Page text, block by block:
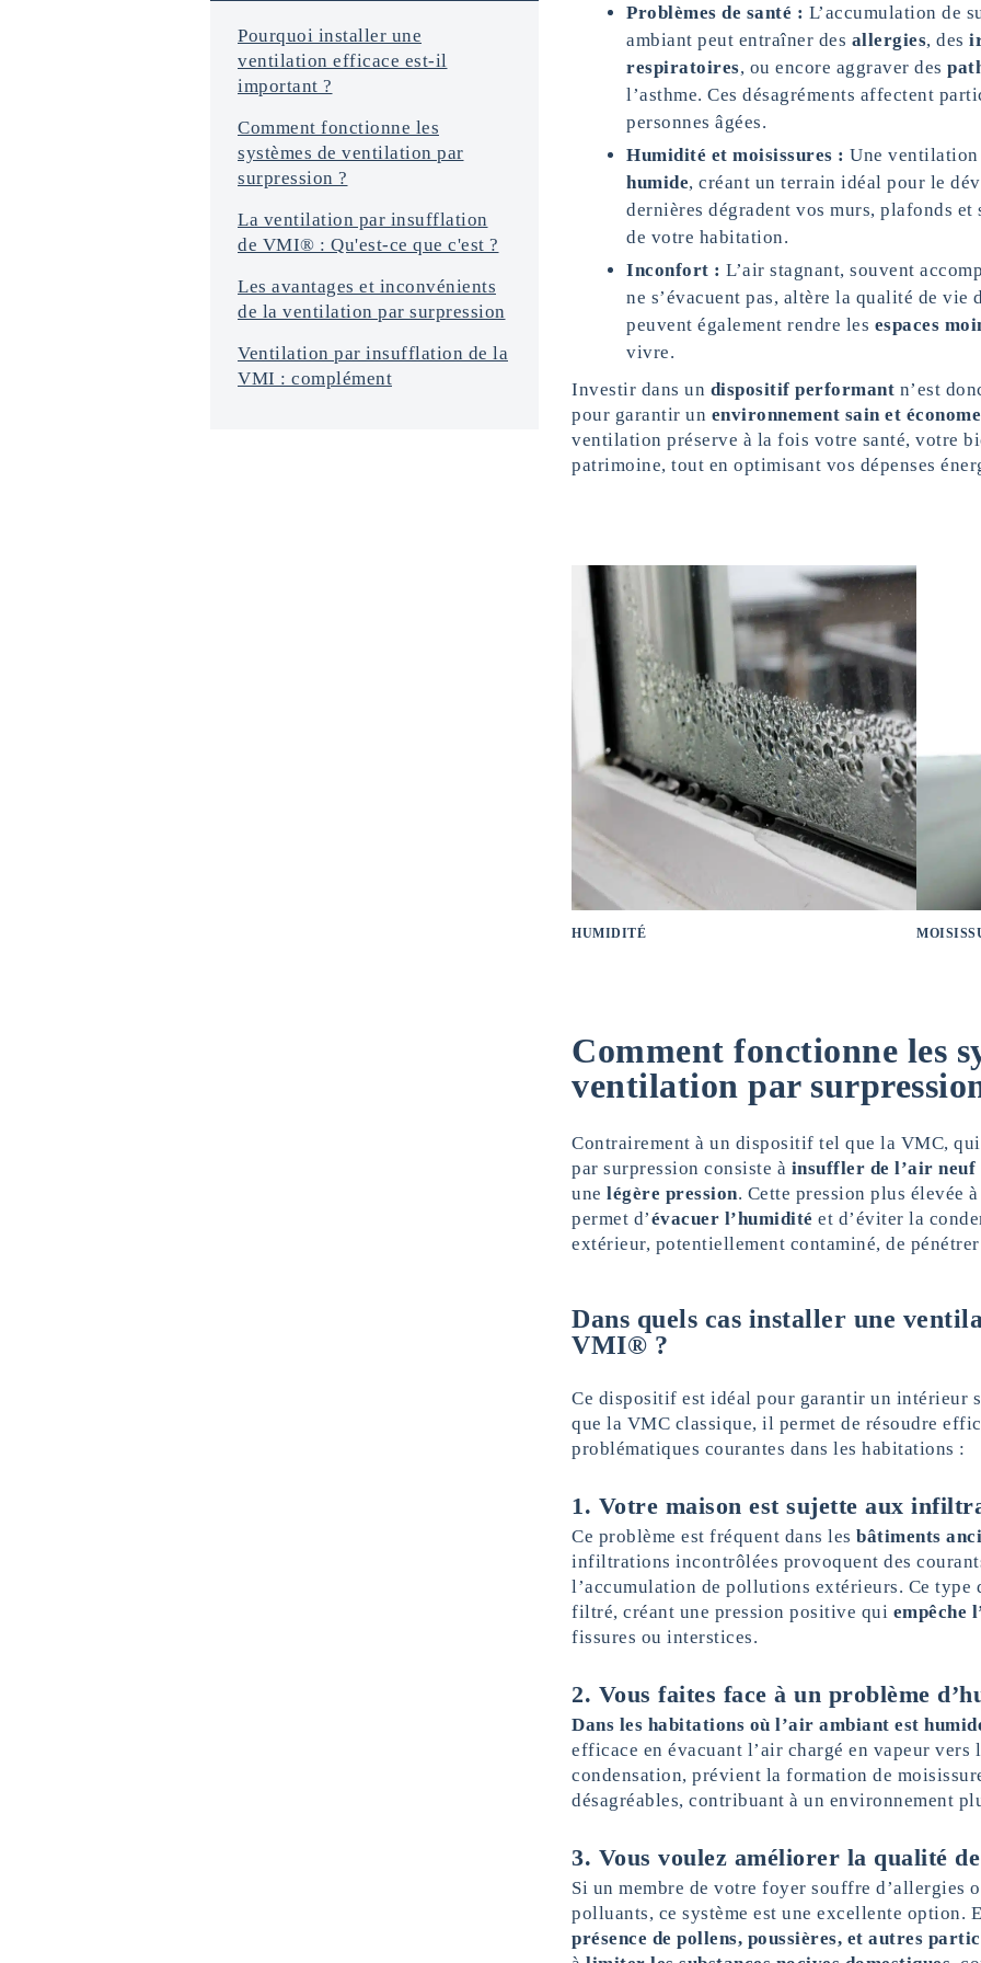
o
n
s
*
Pourquoi installer une
ventilation efficace est-il
important ?
Comment fonctionne les
systèmes de ventilation par
surpression ?
La ventilation par insufflation
de VMI® : Qu'est-ce que c'est ?
Les avantages et inconvénients
de la ventilation par surpression
Ventilation par insufflation de la
VMI : complément
Problèmes de santé : L’accumulation de
ambiant peut entraîner des allergies, des
respiratoires, ou encore aggraver des
l’asthme. Ces désagréments affectent
personnes âgées.
Humidité et moisissures : Une
humide, créant un terrain idéal pour le
dernières dégradent vos murs, plafonds
de votre habitation.
Inconfort : L’air stagnant, souvent
ne s’évacuent pas, altère la qualité de vie
peuvent également rendre les espaces
vivre.
Investir dans un dispositif performant n’est
pour garantir un environnement sain et
ventilation préserve à la fois votre santé, votre
patrimoine, tout en optimisant vos dépenses
HUMIDITÉ
Comment fonctionne les
ventilation par
Contrairement à un dispositif tel que la VMC,
par surpression consiste à insuffler de l’air neuf
une légère pression. Cette pression plus élevée
permet d’évacuer l’humidité et d’éviter la
extérieur, potentiellement contaminé, de
Dans quels cas installer une
VMI® ?
Ce dispositif est idéal pour garantir un intérieur
que la VMC classique, il permet de résoudre
problématiques courantes dans les habitations :
1. Votre maison est sujette aux
Ce problème est fréquent dans les bâtiments
infiltrations incontrôlées provoquent des
l’accumulation de pollutions extérieurs. Ce
filtré, créant une pression positive qui empêche
fissures ou interstices.
2. Vous faites face à un problème
Dans les habitations où l’air ambiant est
efficace en évacuant l’air chargé en vapeur vers
condensation, prévient la formation de
désagréables, contribuant à un environnement
3. Vous voulez améliorer la qualité
Si un membre de votre foyer souffre d’allergies
polluants, ce système est une excellente
présence de pollens, poussières, et autres